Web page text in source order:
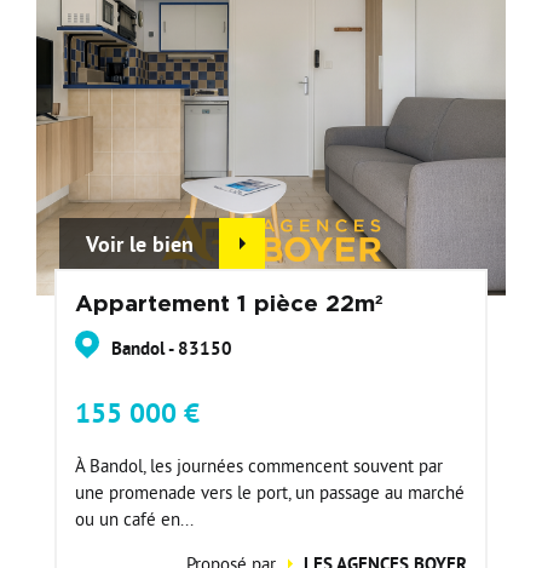
Voir le bien
Appartement 1 pièce 22m²
Bandol - 83150
155 000 €
À Bandol, les journées commencent souvent par
une promenade vers le port, un passage au marché
ou un café en...